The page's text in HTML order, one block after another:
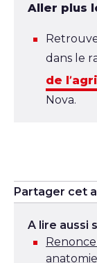
Aller plus
dans le
de
Nova.
Partager cet
A lire aussi